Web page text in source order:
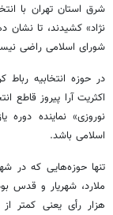
شرق استان تهران با
نژاد» کشیدند، تا
شورای اسلامی راضی
در حوزه انتخابیه
نوروزی» نماینده
اسلامی باشد.
تنها حوزه‌هایی که در
ملارد، شهریار و قدس
هزار رأی یعنی کمتر